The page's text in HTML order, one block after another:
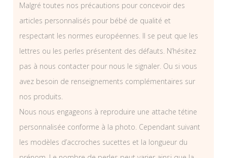
Malgré toutes nos précautions pour concevoir des
articles personnalisés pour bébé de qualité et
respectant les normes européennes. Il se peut que les
lettres ou les perles présentent des défauts. N’hésitez
pas à nous contacter pour nous le signaler. Ou si vous
avez besoin de renseignements complémentaires sur
nos produits.
Nous nous engageons à reproduire une attache tétine
personnalisée conforme à la photo. Cependant suivant
les modèles d’accroches sucettes et la longueur du